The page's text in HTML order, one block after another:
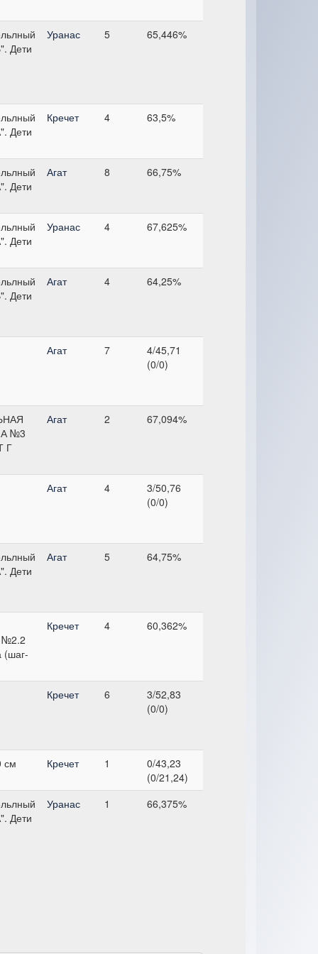
Дети
Уранас 5 65,446%
Дети
Кречет 4 63,5%
Дети
Агат 8 66,75%
Дети
Уранас 4 67,625%
Дети
Агат 4 64,25%
Агат 7
4/45,71
(0/0)
№3
Г
Агат 2 67,094%
Агат 4
3/50,76
(0/0)
Дети
Агат 5 64,75%
№2.2
(шаг-
Кречет 4 60,362%
Кречет 6
3/52,83
(0/0)
см Кречет 1
0/43,23
(0/21,24)
Дети
Уранас 1 66,375%